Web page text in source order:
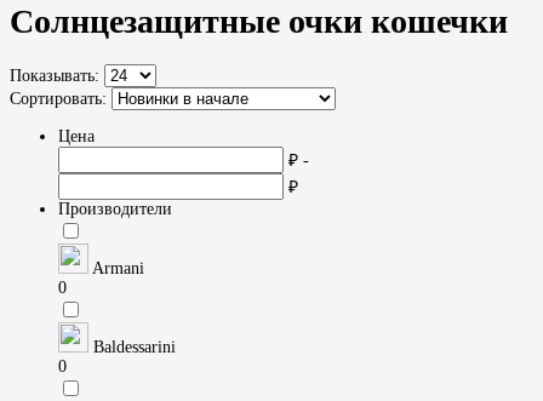
Солнцезащитные очки кошечки
Показывать:
Сортировать:
Цена
₽ -
₽
Производители
Armani
0
Baldessarini
0